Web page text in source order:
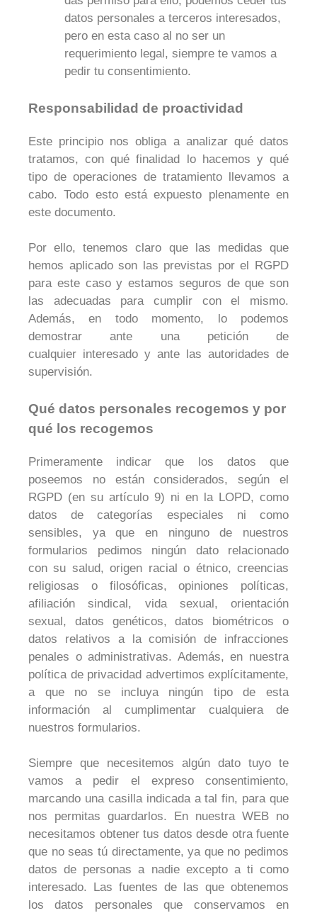
datos personales a terceros interesados,
pero en esta caso al no ser un
requerimiento legal, siempre te vamos a
pedir tu consentimiento.
Responsabilidad de proactividad
Este principio nos obliga a analizar qué datos
tratamos, con qué finalidad lo hacemos y qué
tipo de operaciones de tratamiento llevamos a
cabo. Todo esto está expuesto plenamente en
este documento.
Por ello, tenemos claro que las medidas que
hemos aplicado son las previstas por el RGPD
para este caso y estamos seguros de que son
las adecuadas para cumplir con el mismo.
Además, en todo momento, lo podemos
demostrar ante una petición de
cualquier interesado y ante las autoridades de
supervisión.
Qué datos personales recogemos y por
qué los recogemos
Primeramente indicar que los datos que
poseemos no están considerados, según el
RGPD (en su artículo 9) ni en la LOPD, como
datos de categorías especiales ni como
sensibles, ya que en ninguno de nuestros
formularios pedimos ningún dato relacionado
con su salud, origen racial o étnico, creencias
religiosas o filosóficas, opiniones políticas,
afiliación sindical, vida sexual, orientación
sexual, datos genéticos, datos biométricos o
datos relativos a la comisión de infracciones
penales o administrativas. Además, en nuestra
política de privacidad advertimos explícitamente,
a que no se incluya ningún tipo de esta
información al cumplimentar cualquiera de
nuestros formularios.
Siempre que necesitemos algún dato tuyo te
vamos a pedir el expreso consentimiento,
marcando una casilla indicada a tal fin, para que
nos permitas guardarlos. En nuestra WEB no
necesitamos obtener tus datos desde otra fuente
que no seas tú directamente, ya que no pedimos
datos de personas a nadie excepto a ti como
interesado. Las fuentes de las que obtenemos
los datos personales que conservamos en